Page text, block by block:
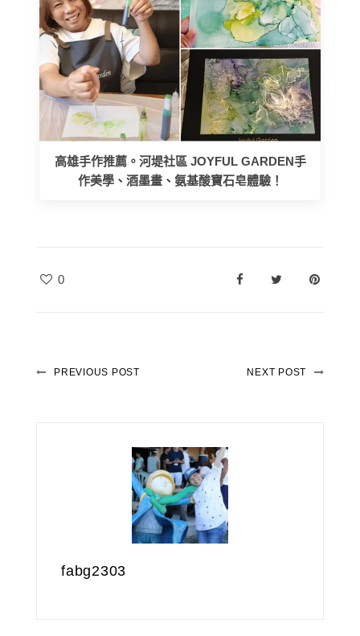
高雄手作推薦。河堤社區 JOYFUL GARDEN手
作美學、酒墨畫、氨基酸寶石皂體驗！
0
PREVIOUS POST NEXT POST
fabg2303